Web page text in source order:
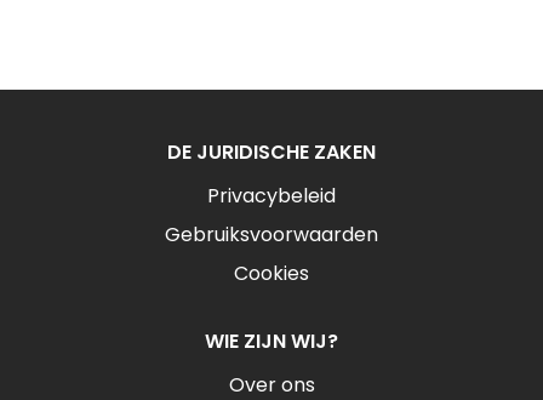
DE JURIDISCHE ZAKEN
Privacybeleid
Gebruiksvoorwaarden
Cookies
WIE ZIJN WIJ?
Over ons